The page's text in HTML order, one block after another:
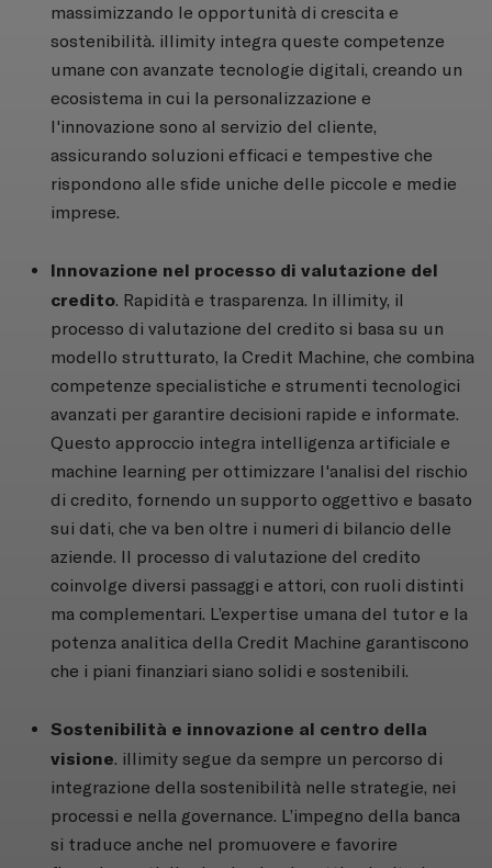
massimizzando le opportunità di crescita e
sostenibilità. illimity integra queste competenze
umane con avanzate tecnologie digitali, creando un
ecosistema in cui la personalizzazione e
l'innovazione sono al servizio del cliente,
assicurando soluzioni efficaci e tempestive che
rispondono alle sfide uniche delle piccole e medie
imprese.
Innovazione nel processo di valutazione del
credito. Rapidità e trasparenza. In illimity, il
processo di valutazione del credito si basa su un
modello strutturato, la Credit Machine, che combina
competenze specialistiche e strumenti tecnologici
avanzati per garantire decisioni rapide e informate.
Questo approccio integra intelligenza artificiale e
machine learning per ottimizzare l'analisi del rischio
di credito, fornendo un supporto oggettivo e basato
sui dati, che va ben oltre i numeri di bilancio delle
aziende. Il processo di valutazione del credito
coinvolge diversi passaggi e attori, con ruoli distinti
ma complementari. L’expertise umana del tutor e la
potenza analitica della Credit Machine garantiscono
che i piani finanziari siano solidi e sostenibili.
Sostenibilità e innovazione al centro della
visione. illimity segue da sempre un percorso di
integrazione della sostenibilità nelle strategie, nei
processi e nella governance. L’impegno della banca
si traduce anche nel promuovere e favorire